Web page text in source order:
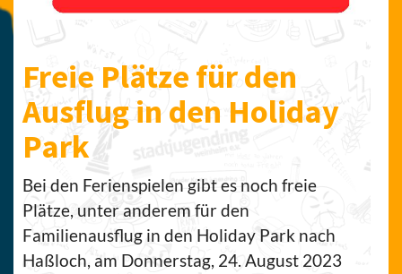
Freie Plätze für den
Ausflug in den Holiday
Park
Bei den Ferienspielen gibt es noch freie
Plätze, unter anderem für den
Familienausflug in den Holiday Park nach
Haßloch, am Donnerstag, 24. August 2023